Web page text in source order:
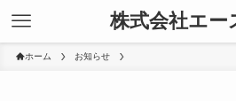
株式会社エー
ホーム お知らせ